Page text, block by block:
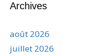
Archives
août 2026
juillet 2026